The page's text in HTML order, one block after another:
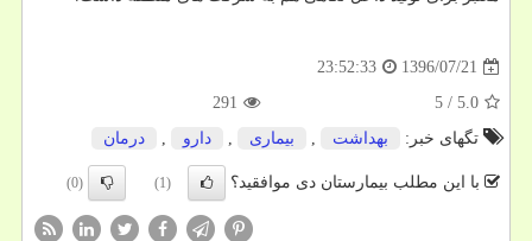
1396/07/21
23:52:33
5.0
/
5
291
تگهای خبر:
بهداشت , بیماری , دارو , درمان
با این مطلب بیمارستان دی موافقید؟ (1)
(0)